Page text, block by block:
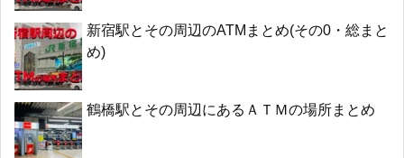
新宿駅とその周辺のATMまとめ(その0・総まと
め)
鶴橋駅とその周辺にあるＡＴＭの場所まとめ